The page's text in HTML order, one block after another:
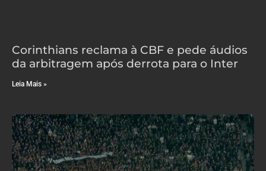
Corinthians reclama à CBF e pede áudios
da arbitragem após derrota para o Inter
Leia Mais »